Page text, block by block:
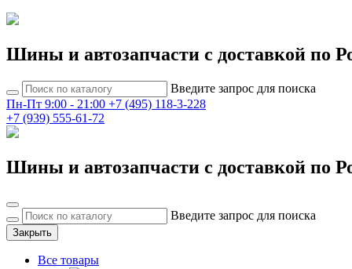
Шины и автозапчасти с доставкой по
Введите запрос для поиска
Пн-Пт 9:00 - 21:00 +7 (495) 118-3-228
+7 (939) 555-61-72
Шины и автозапчасти с доставкой по
Введите запрос для поиска
Закрыть
Все товары